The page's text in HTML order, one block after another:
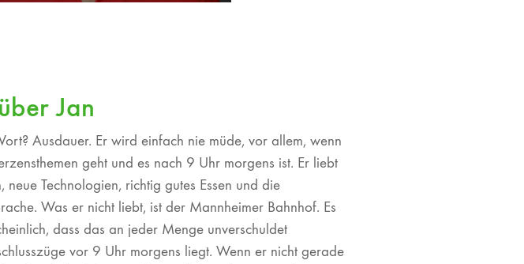
Jan
Ausdauer. Er wird einfach nie müde, vor allem, wenn
geht und es nach 9 Uhr morgens ist. Er liebt
neue Technologien, richtig gutes Essen und die
Was er nicht liebt, ist der Mannheimer Bahnhof. Es
dass das an jeder Menge unverschuldet
vor 9 Uhr morgens liegt. Wenn er nicht gerade